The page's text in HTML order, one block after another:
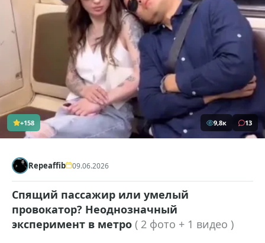
+158 9,8к 13
Repeaffib 09.06.2026
Спящий пассажир или умелый
провокатор? Неоднозначный
эксперимент в метро ( 2 фото + 1 видео )